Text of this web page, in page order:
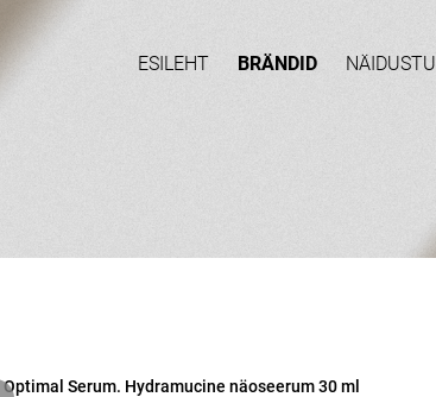
ESILEHT BRÄNDID
Serum. Hydramucine näoseerum 30 ml